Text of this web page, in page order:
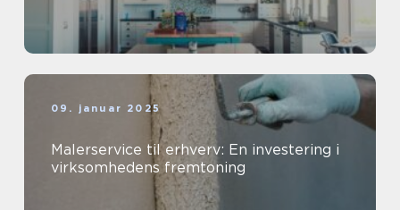
09. januar 2025
Malerservice til erhverv: En investering i
virksomhedens fremtoning